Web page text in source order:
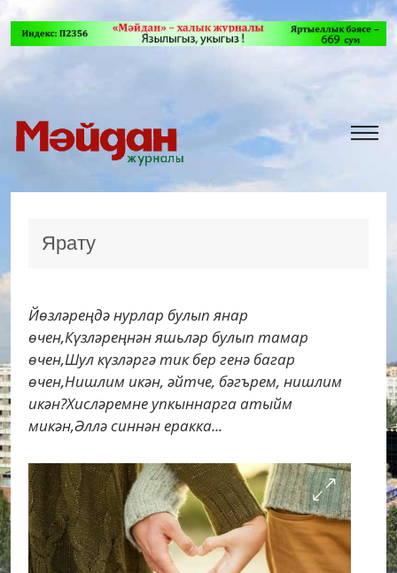
Ярату
Йөзләреңдә нурлар булып янар
өчен,Күзләреңнән яшьләр булып тамар
өчен,Шул күзләргә тик бер генә багар
өчен,Нишлим икән, әйтче, бәгърем, нишлим
икән?Хисләремне упкыннарга атыйм
микән,Әллә синнән еракка...